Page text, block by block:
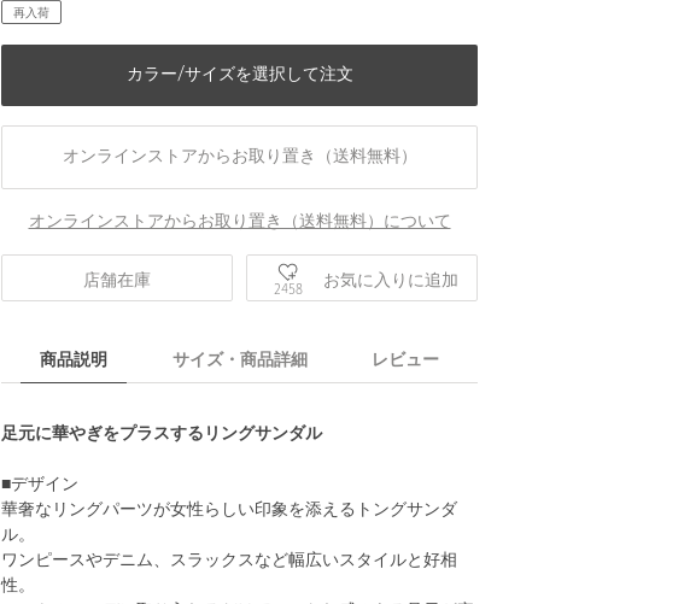
再入荷
カラー/サイズを選択して注文
オンラインストアからお取り置き（送料無料）
オンラインストアからお取り置き（送料無料）について
店舗在庫
2458 お気に入りに追加
商品説明 サイズ・商品詳細 レビュー
足元に華やぎをプラスするリングサンダル
■デザイン
華奢なリングパーツが女性らしい印象を添えるトングサンダ
ル。
ワンピースやデニム、スラックスなど幅広いスタイルと好相
性。